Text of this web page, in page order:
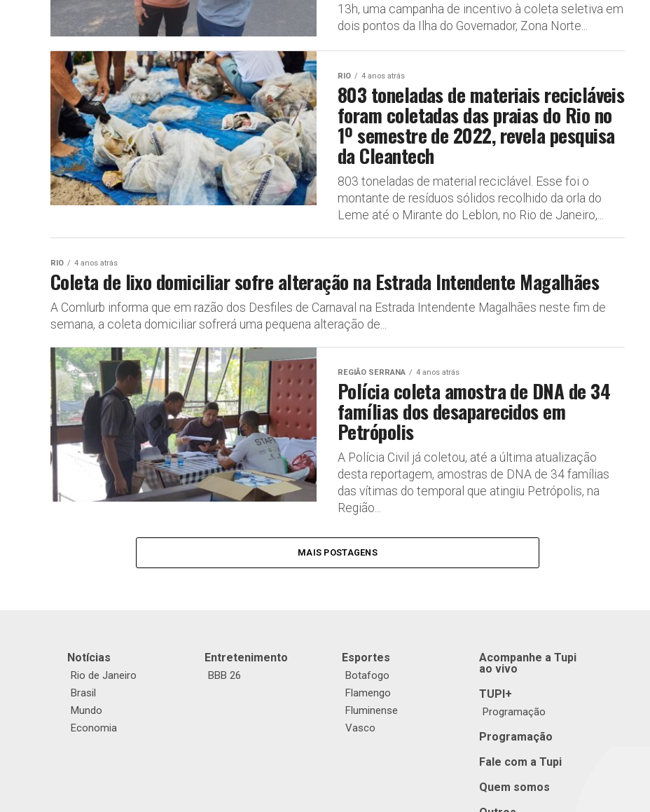
13h, uma campanha de incentivo à coleta seletiva em
dois pontos da Ilha do Governador, Zona Norte...
RIO 4 anos atrás
803 toneladas de materiais recicláveis
foram coletadas das praias do Rio no
1º semestre de 2022, revela pesquisa
da Cleantech
803 toneladas de material reciclável. Esse foi o
montante de resíduos sólidos recolhido da orla do
Leme até o Mirante do Leblon, no Rio de Janeiro,...
RIO 4 anos atrás
Coleta de lixo domiciliar sofre alteração na Estrada Intendente Magalhães
A Comlurb informa que em razão dos Desfiles de Carnaval na Estrada Intendente Magalhães neste fim de
semana, a coleta domiciliar sofrerá uma pequena alteração de...
REGIÃO SERRANA 4 anos atrás
Polícia coleta amostra de DNA de 34
famílias dos desaparecidos em
Petrópolis
A Polícia Civil já coletou, até a última atualização
desta reportagem, amostras de DNA de 34 famílias
das vítimas do temporal que atingiu Petrópolis, na
Região...
MAIS POSTAGENS
Notícias
Rio de Janeiro
Brasil
Mundo
Economia
Entretenimento
BBB 26
Esportes
Botafogo
Flamengo
Fluminense
Vasco
Acompanhe a Tupi
ao vivo
TUPI+
Programação
Programação
Fale com a Tupi
Quem somos